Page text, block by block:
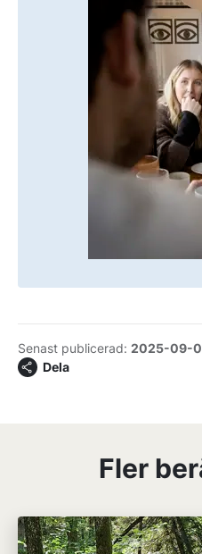
Senast publicerad: 2025-09-
Dela
Fler